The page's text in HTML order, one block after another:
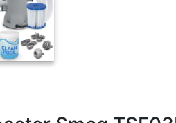
Bestway 56418